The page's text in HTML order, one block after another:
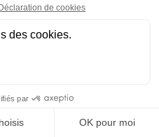
: une affluence qui
passée alors que si on
2055346517301416209